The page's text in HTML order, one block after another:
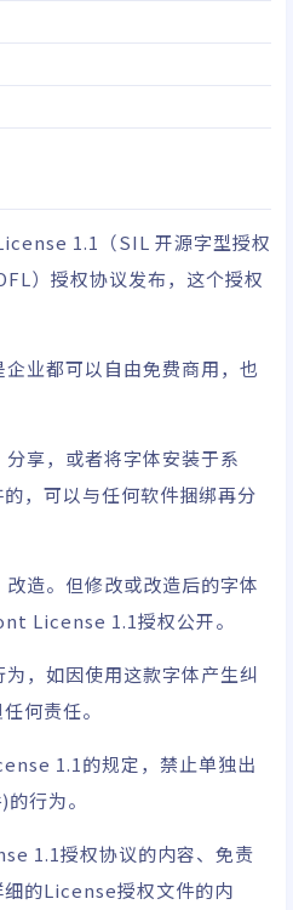
1.1 （SIL 开源字型授权
） 授权协议发布，这个授权
业都可以自由免费商用，也
享，或者将字体安装于系
，可以与任何软件捆绑再分
造。但修改或改造后的字体
License 1.1授权公开。
，如因使用这款字体产生纠
何责任。
1.1的规定，禁止单独出
行为。
1.1授权协议的内容、免责
的License授权文件的内